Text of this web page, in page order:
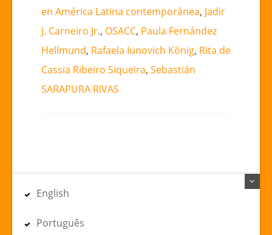
en América Latina contemporánea, Jadir
J. Carneiro Jr., OSACC, Paula Fernández
Hellmund, Rafaela Iunovich König, Rita de
Cassia Ribeiro Siqueira, Sebastián
SARAPURA RIVAS
English
Português